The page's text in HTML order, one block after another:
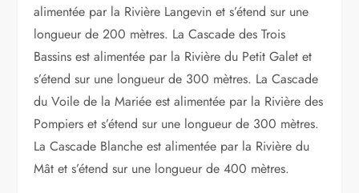
alimentée par la Rivière Langevin et s’étend sur une
longueur de 200 mètres. La Cascade des Trois
Bassins est alimentée par la Rivière du Petit Galet et
s’étend sur une longueur de 300 mètres. La Cascade
du Voile de la Mariée est alimentée par la Rivière des
Pompiers et s’étend sur une longueur de 300 mètres.
La Cascade Blanche est alimentée par la Rivière du
Mât et s’étend sur une longueur de 400 mètres.